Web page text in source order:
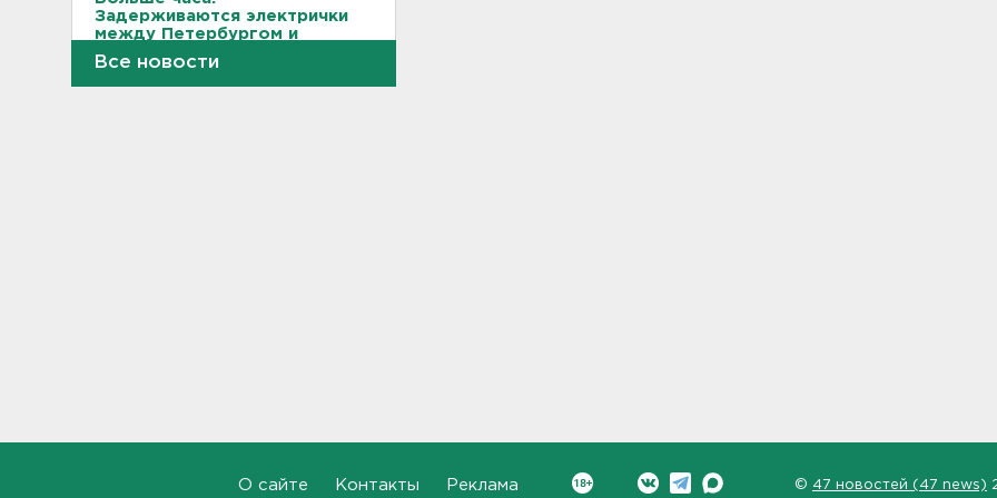
Задерживаются электрички
между Петербургом и
Задерживаются "Сапсаны" из
Все новости
О сайте Контакты Реклама © 47 новостей (47 news)